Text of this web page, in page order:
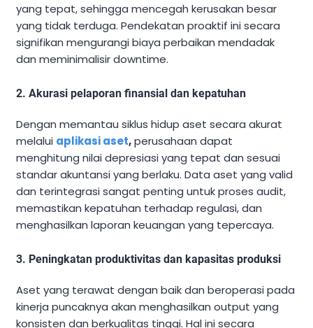
yang tepat, sehingga mencegah kerusakan besar
yang tidak terduga. Pendekatan proaktif ini secara
signifikan mengurangi biaya perbaikan mendadak
dan meminimalisir downtime.
2. Akurasi pelaporan finansial dan kepatuhan
Dengan memantau siklus hidup aset secara akurat
melalui aplikasi aset,perusahaan dapat
menghitung nilai depresiasi yang tepat dan sesuai
standar akuntansi yang berlaku. Data aset yang valid
dan terintegrasi sangat penting untuk proses audit,
memastikan kepatuhan terhadap regulasi, dan
menghasilkan laporan keuangan yang tepercaya.
3. Peningkatan produktivitas dan kapasitas produksi
Aset yang terawat dengan baik dan beroperasi pada
kinerja puncaknya akan menghasilkan output yang
konsisten dan berkualitas tinggi. Hal ini secara